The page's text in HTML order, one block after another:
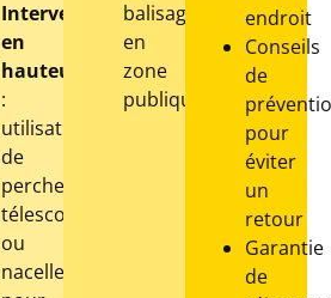
Intervention
en
hauteur
:
utilisation
de
perches
télescopiques
ou
nacelle
balisage
en
zone
publique
endroit
Conseils
de
pour
éviter
un
retour
Garantie
de